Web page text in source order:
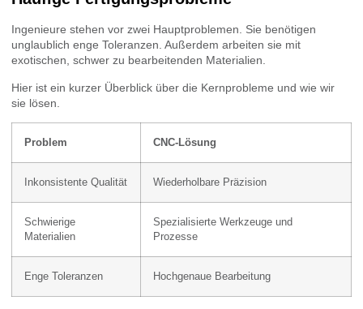
Ingenieure stehen vor zwei Hauptproblemen. Sie benötigen
unglaublich enge Toleranzen. Außerdem arbeiten sie mit
exotischen, schwer zu bearbeitenden Materialien.
Hier ist ein kurzer Überblick über die Kernprobleme und wie wir
sie lösen.
Problem CNC-Lösung
Inkonsistente Qualität Wiederholbare Präzision
Schwierige
Materialien
Spezialisierte Werkzeuge und
Prozesse
Enge Toleranzen Hochgenaue Bearbeitung